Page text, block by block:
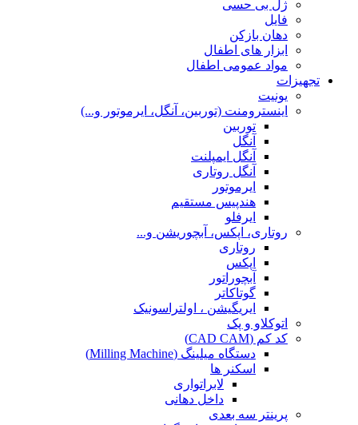
ژل بی حسی
فایل
دهان بازکن
ابزار های اطفال
مواد عمومی اطفال
تجهیزات
یونیت
اینسترومنت (توربین، آنگل، ایرموتور و...)
توربین
آنگل
آنگل ایمپلنت
آنگل روتاری
ایرموتور
هندپیس مستقیم
ایرفلو
روتاری، اپکس، آبچوریشن و...
روتاری
اپکس
آبچوراتور
گوتاکاتر
ایریگیشن ، اولتراسونیک
اتوکلاو و پک
کد کم (CAD CAM)
دستگاه میلینگ (Milling Machine)
اسکنر ها
لابراتواری
داخل دهانی
پرینتر سه بعدی